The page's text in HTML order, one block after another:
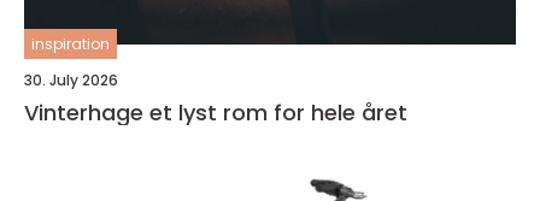
inspiration
30. July 2026
Vinterhage et lyst rom for hele året